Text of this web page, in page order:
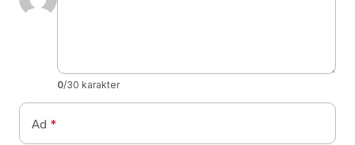
0/30 karakter
Ad *